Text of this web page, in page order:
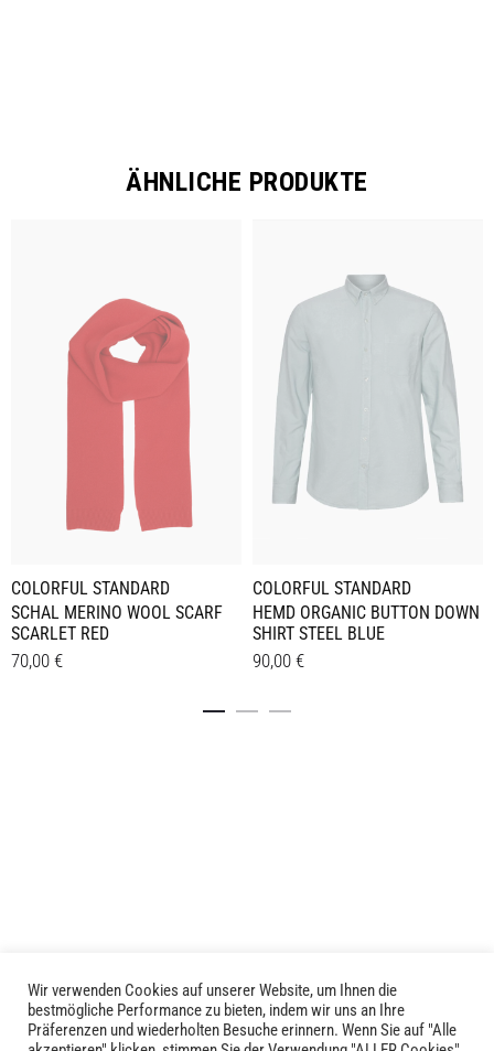
ÄHNLICHE PRODUKTE
COLORFUL STANDARD
SCHAL MERINO WOOL SCARF
SCARLET RED
70,00 €
COLORFUL STANDARD
HEMD ORGANIC BUTTON DOWN
SHIRT STEEL BLUE
90,00 €
Produktseite
gewählt
werden
LIVID © 2024
Wir verwenden Cookies auf unserer Website, um Ihnen die
bestmögliche Performance zu bieten, indem wir uns an Ihre
Präferenzen und wiederholten Besuche erinnern. Wenn Sie auf "Alle